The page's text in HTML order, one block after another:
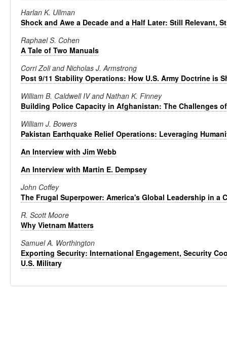
Harlan K. Ullman
Shock and Awe a Decade and a Half Later: Still Relevant,
Raphael S. Cohen
A Tale of Two Manuals
Corri Zoli and Nicholas J. Armstrong
Post 9/11 Stability Operations: How U.S. Army Doctrine is
William B. Caldwell IV and Nathan K. Finney
Building Police Capacity in Afghanistan: The Challenges
William J. Bowers
Pakistan Earthquake Relief Operations: Leveraging
An Interview with Jim Webb
An Interview with Martin E. Dempsey
John Coffey
The Frugal Superpower: America's Global Leadership in a
R. Scott Moore
Why Vietnam Matters
Samuel A. Worthington
Exporting Security: International Engagement, Security
U.S. Military